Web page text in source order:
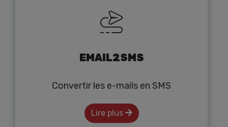
EMAIL2SMS
Convertir les e-mails en SMS
Lire plus